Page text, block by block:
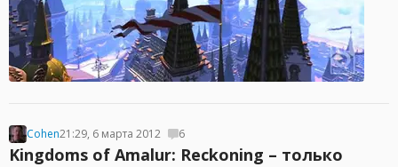
Cohen21:29, 6 марта 2012 6
Kingdoms of Amalur: Reckoning – только